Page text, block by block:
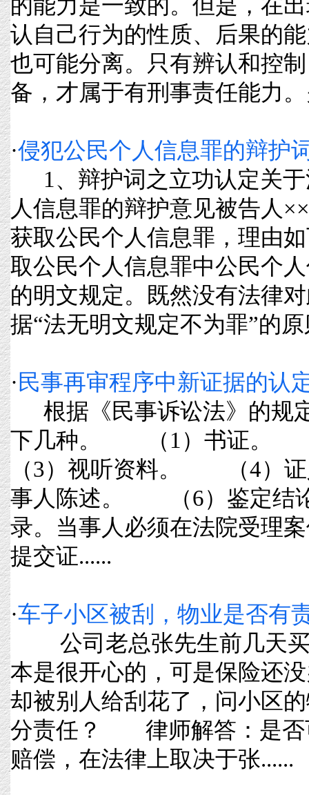
的能力是一致的。但是，在
认自己行为的性质、后果的
也可能分离。只有辨认和控
备，才属于有刑事责任能力
·侵犯公民个人信息罪的辩护
1、辩护词之立功认定关于
人信息罪的辩护意见被告人
获取公民个人信息罪，理由
取公民个人信息罪中公民个
的明文规定。既然没有法律
据“法无明文规定不为罪”的
· 民事再审程序中新证据的认
根据《民事诉讼法》的规
下几种。 （1）书证
（3）视听资料。 （4）
事人陈述。 （6）鉴定
录。当事人必须在法院受理
提交证......
·车子小区被刮，物业是否有
公司老总张先生前几天买
本是很开心的，可是保险还
却被别人给刮花了，问小区
分责任？ 律师解答：是否
赔偿，在法律上取决于张......